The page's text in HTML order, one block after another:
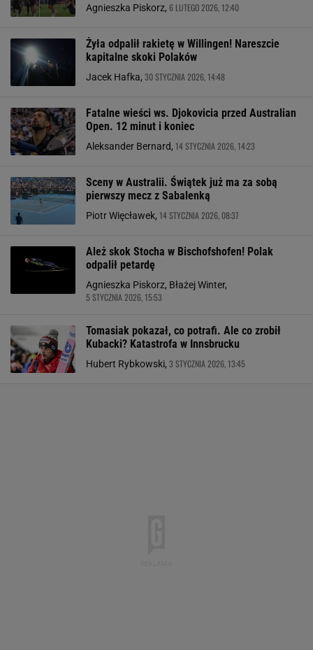
Agnieszka Piskorz, 6 LUTEGO 2026, 12:40
Żyła odpalił rakietę w Willingen! Nareszcie
kapitalne skoki Polaków
Jacek Hafka, 30 STYCZNIA 2026, 14:48
Fatalne wieści ws. Djokovicia przed Australian
Open. 12 minut i koniec
Aleksander Bernard, 14 STYCZNIA 2026, 14:23
Sceny w Australii. Świątek już ma za sobą
pierwszy mecz z Sabalenką
Piotr Więcławek, 14 STYCZNIA 2026, 08:37
Ależ skok Stocha w Bischofshofen! Polak
odpalił petardę
Agnieszka Piskorz, Błażej Winter,
5 STYCZNIA 2026, 15:53
Tomasiak pokazał, co potrafi. Ale co zrobił
Kubacki? Katastrofa w Innsbrucku
Hubert Rybkowski, 3 STYCZNIA 2026, 13:45